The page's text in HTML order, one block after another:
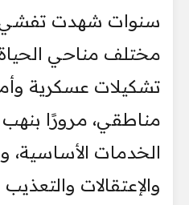
سنوات شهدت تفشي
مختلف مناحي
تشكيلات عسكرية
مناطقي، مرورًا بنهب
الخدمات الأساسية،
والإعتقالات